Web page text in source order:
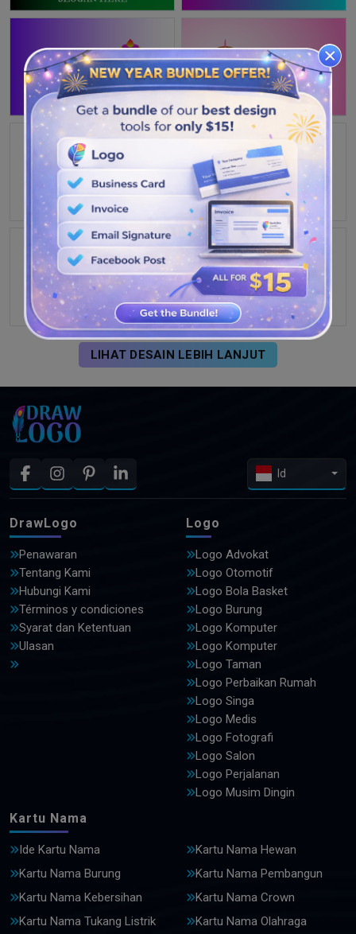
LIHAT DESAIN LEBIH LANJUT
Id
DrawLogo
Penawaran
Tentang Kami
Hubungi Kami
Términos y condiciones
Syarat dan Ketentuan
Ulasan
Logo
Logo Advokat
Logo Otomotif
Logo Bola Basket
Logo Burung
Logo Komputer
Logo Komputer
Logo Taman
Logo Perbaikan Rumah
Logo Singa
Logo Medis
Logo Fotografi
Logo Salon
Logo Perjalanan
Logo Musim Dingin
Kartu Nama
Ide Kartu Nama
Kartu Nama Hewan
Kartu Nama Burung
Kartu Nama Pembangun
Kartu Nama Kebersihan
Kartu Nama Crown
Kartu Nama Tukang Listrik
Kartu Nama Olahraga